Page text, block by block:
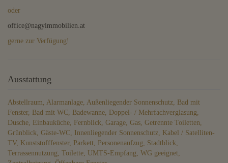
oder
office@nagyimmobilien.at
gerne zur Verfügung!
Ausstattung
Abstellraum Alarmanlage Außenliegender Sonnenschutz
Bad mit
Fenster
Bad mit WC Badewanne
Doppel- / Mehrfachverglasung
Dusche
Einbauküche Fernblick Garage Gas Getrennte Toiletten
Grünblick Gäste-WC Innenliegender Sonnenschutz
Kabel / Satelliten-
TV
Kunststofffenster Parkett Personenaufzug
Stadtblick
Terrassennutzung Toilette UMTS-Empfang WG geeignet